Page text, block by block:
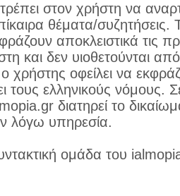
στον χρήστη να
θέματα/συζητήσεις.
αποκλειστικά τις
και δεν υιοθετούνται
χρήστης οφείλει να
τους ελληνικούς νόμους.
διατηρεί το
λόγω υπηρεσία.
ομάδα του